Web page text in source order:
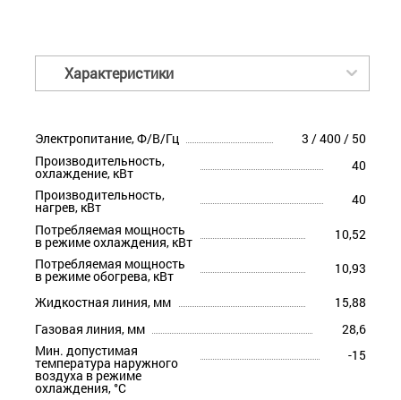
Характеристики
Электропитание, Ф/В/Гц
3 / 400 / 50
Производительность,
охлаждение, кВт
40
Производительность,
нагрев, кВт
40
Потребляемая мощность
в режиме охлаждения, кВт
10,52
Потребляемая мощность
в режиме обогрева, кВт 10,93
Жидкостная линия, мм
15,88
Газовая линия, мм
28,6
Мин. допустимая
температура наружного
воздуха в режиме
охлаждения, °С
-15